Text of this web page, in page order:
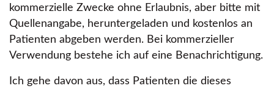
kommerzielle Zwecke ohne Erlaubnis, aber bitte mit
Quellenangabe, heruntergeladen und kostenlos an
Patienten abgeben werden. Bei kommerzieller
Verwendung bestehe ich auf eine Benachrichtigung.
Ich gehe davon aus, dass Patienten die dieses